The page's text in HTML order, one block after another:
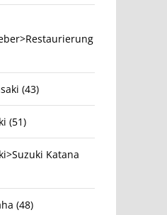
(43)
(51)
Katana
(48)